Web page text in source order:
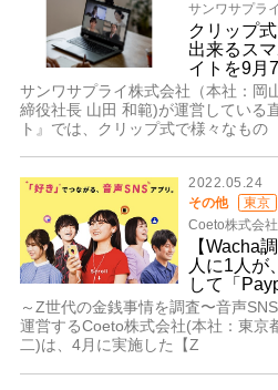
サンワサプラ
クリップ
出来るス
イトを9月
サンワサプライ株式会社（本社：岡
締役社長 山田 和範)が運営している
ト』では、クリップ式で様々なもの
2022.05.24
その他
東京
Coeto株式会社
【Wacha
人に1人が
して「
～Z世代の金銭事情を調査〜音声
運営するCoeto株式会社(本社：東京
二)は、4月に実施した【Z